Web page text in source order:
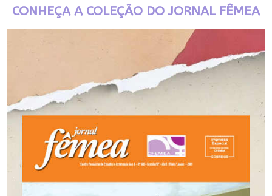
CONHEÇA A COLEÇÃO DO JORNAL FÊMEA